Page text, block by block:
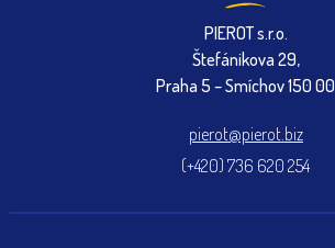
PIEROT s.r.o.
Štefánikova 29,
Praha 5 – Smíchov 150 00
pierot@pierot.biz
(+420) 736 620 254